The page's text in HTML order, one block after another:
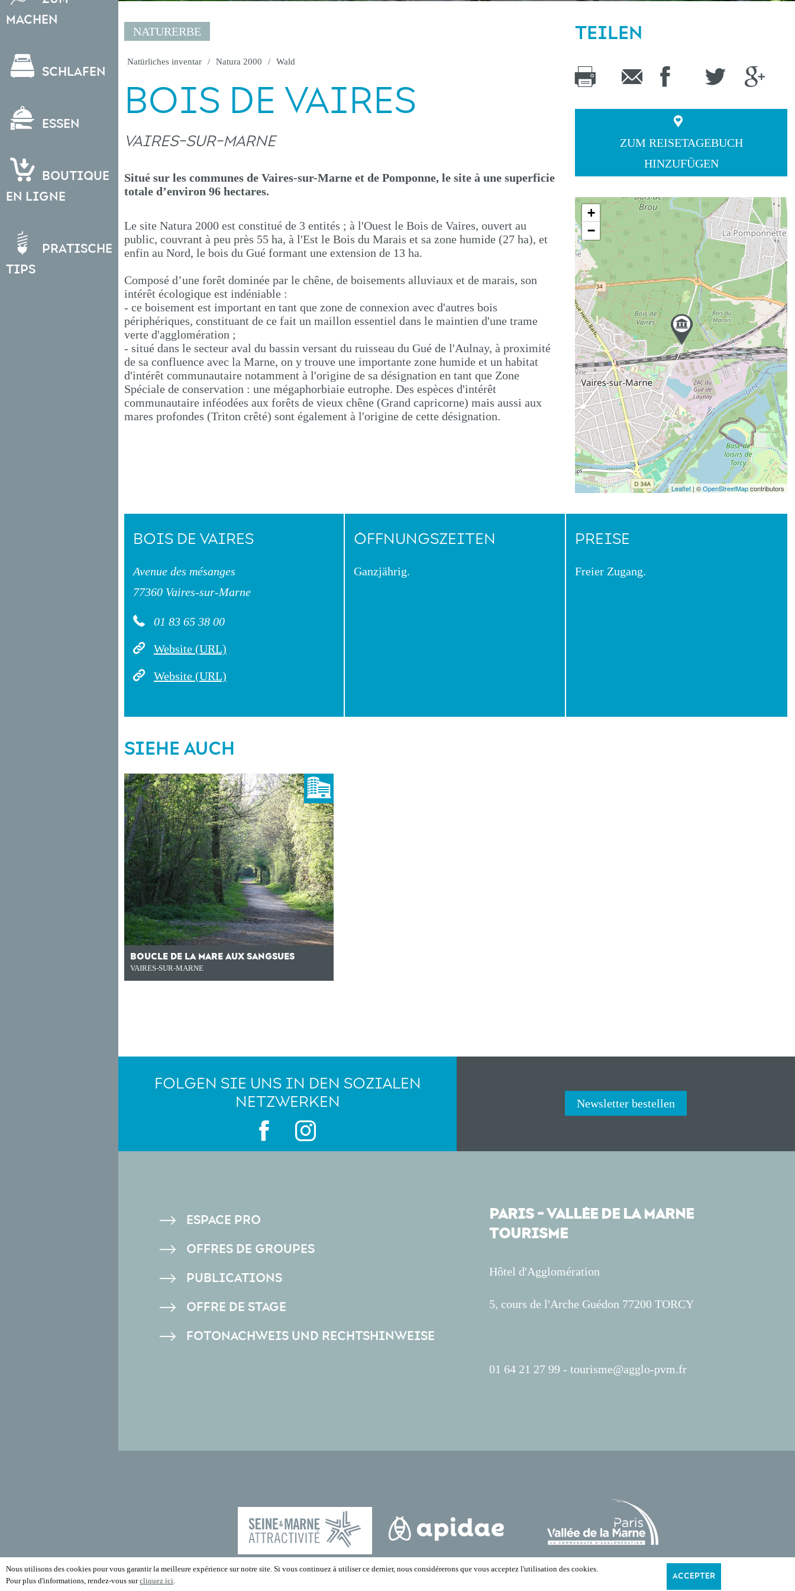
Machen
Schlafen
Essen
Boutique
en ligne
Pratische
Tips
NATURERBE
Natürliches inventar Natura 2000 Wald
BOIS DE VAIRES
VAIRES-SUR-MARNE
Situé sur les communes de Vaires-sur-Marne et de Pomponne, le site à une superficie
totale d’environ 96 hectares.
Le site Natura 2000 est constitué de 3 entités ; à l'Ouest le Bois de Vaires, ouvert au
public, couvrant à peu près 55 ha, à l'Est le Bois du Marais et sa zone humide (27 ha), et
enfin au Nord, le bois du Gué formant une extension de 13 ha.
Composé d’une forêt dominée par le chêne, de boisements alluviaux et de marais, son
intérêt écologique est indéniable :
- ce boisement est important en tant que zone de connexion avec d'autres bois
périphériques, constituant de ce fait un maillon essentiel dans le maintien d'une trame
verte d'agglomération ;
- situé dans le secteur aval du bassin versant du ruisseau du Gué de l'Aulnay, à proximité
de sa confluence avec la Marne, on y trouve une importante zone humide et un habitat
d'intérêt communautaire notamment à l'origine de sa désignation en tant que Zone
Spéciale de conservation : une mégaphorbiaie eutrophe. Des espèces d'intérêt
communautaire inféodées aux forêts de vieux chêne (Grand capricorne) mais aussi aux
mares profondes (Triton crêté) sont également à l'origine de cette désignation.
TEILEN
ZUM REISETAGEBUCH
HINZUFÜGEN
+
−
Leaflet | ©OpenStreetMapcontributors
BOIS DE VAIRES
Avenue des mésanges
77360 Vaires-sur-Marne
01 83 65 38 00
Website (URL)
Website (URL)
ÖFFNUNGSZEITEN
Ganzjährig.
PREISE
Freier Zugang.
SIEHE AUCH
BOUCLE DE LA MARE AUX SANGSUES
VAIRES-SUR-MARNE
FOLGEN SIE UNS IN DEN SOZIALEN
NETZWERKEN
Newsletter bestellen
PIED
DE
ESPACE PRO
OFFRES DE GROUPES
PUBLICATIONS
OFFRE DE STAGE
FOTONACHWEIS UND RECHTSHINWEISE
PARIS - VALLÉE DE LA MARNE
TOURISME
Hôtel d'Agglomération
5, cours de l'Arche Guédon 77200 TORCY
01 64 21 27 99 - tourisme@agglo-pvm.fr
Nous utilisons des cookies pour vous garantir la meilleure expérience sur notre site. Si vous continuez à utiliser ce dernier, nous considérerons que vous acceptez l'utilisation des cookies.
Pour plus d'informations, rendez-vous surcliquez ici. ACCEPTER